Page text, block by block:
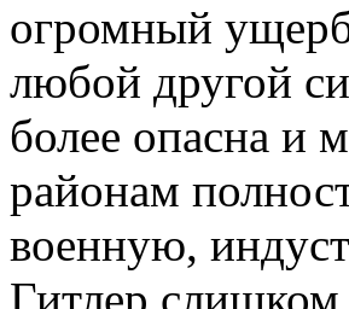
огромный
любой другой
более опасна и
районам
военную,